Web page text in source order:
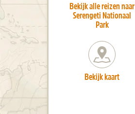
Bekijk alle reizen naar
Serengeti Nationaal
Park
Bekijk kaart